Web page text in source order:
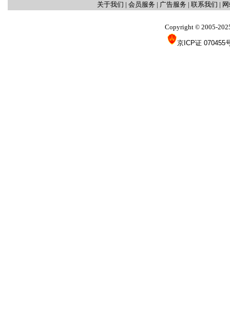
关于我们 | 会员服务 | 广告服务 | 联系我们 |
Copyright © 2005-
京ICP证 070455